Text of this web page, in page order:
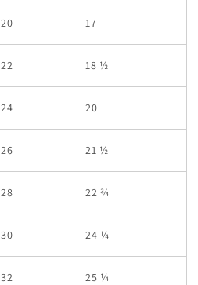
20 17
22 18 ½
24 20
26 21 ½
28 22 ¾
30 24 ¼
32 25 ¼